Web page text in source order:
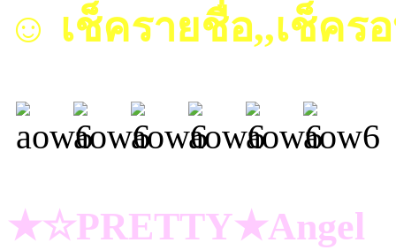
☺ เช็ครายชื่อ,,เช็คร
★☆PRETTY★Angel